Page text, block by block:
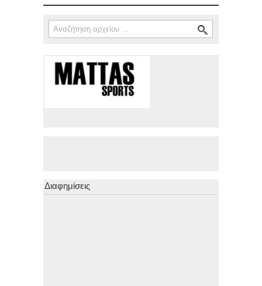
Φόρμα αναζήτησης
Αναζήτηση
Διαφημίσεις